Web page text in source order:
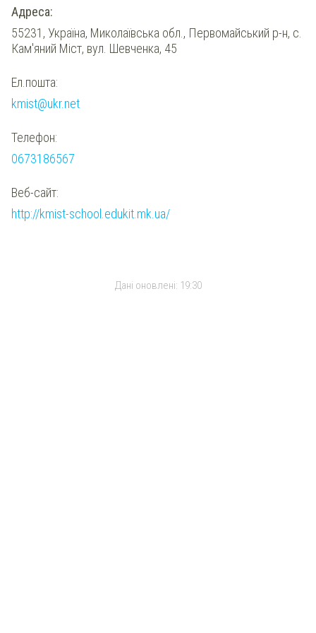
Адреса:
55231, Україна, Миколаївська обл., Первомайський р-н, с.
Кам'яний Міст, вул. Шевченка, 45
Ел.пошта:
kmist@ukr.net
Телефон:
0673186567
Веб-сайт:
http://kmist-school.edukit.mk.ua/
Дані оновлені: 19:30